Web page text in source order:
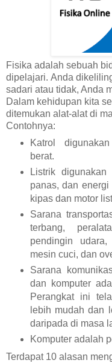
Fisika adalah sebuah
dipelajari. Anda
sadari atau tidak, Anda
Dalam kehidupan kita
ditemukan alat-alat di
Contohnya:
Katrol
berat.
Listrik digunakan
panas, dan
kipas dan motor
Sarana
terbang,
pendingin
mesin cuci, dan
Sarana
dan komputer
Perangkat ini
lebih mudah dan
daripada di masa
Komputer adalah
Terdapat 10 alasan